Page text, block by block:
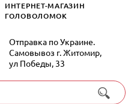
ИНТЕРНЕТ-МАГАЗИН
ГОЛОВОЛОМОК
Отправка по Украине.
Самовывоз г. Житомир,
ул Победы, 33